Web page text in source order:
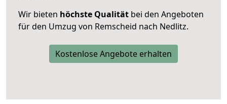
Wir bieten höchste Qualität bei den Angeboten
für den Umzug von Remscheid nach Nedlitz.
Kostenlose Angebote erhalten